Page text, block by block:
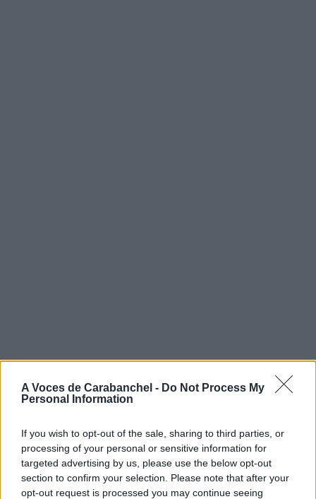
A Voces de Carabanchel - Do Not Process My
Personal Information
If you wish to opt-out of the sale, sharing to third parties, or
processing of your personal or sensitive information for
targeted advertising by us, please use the below opt-out
section to confirm your selection. Please note that after your
opt-out request is processed you may continue seeing